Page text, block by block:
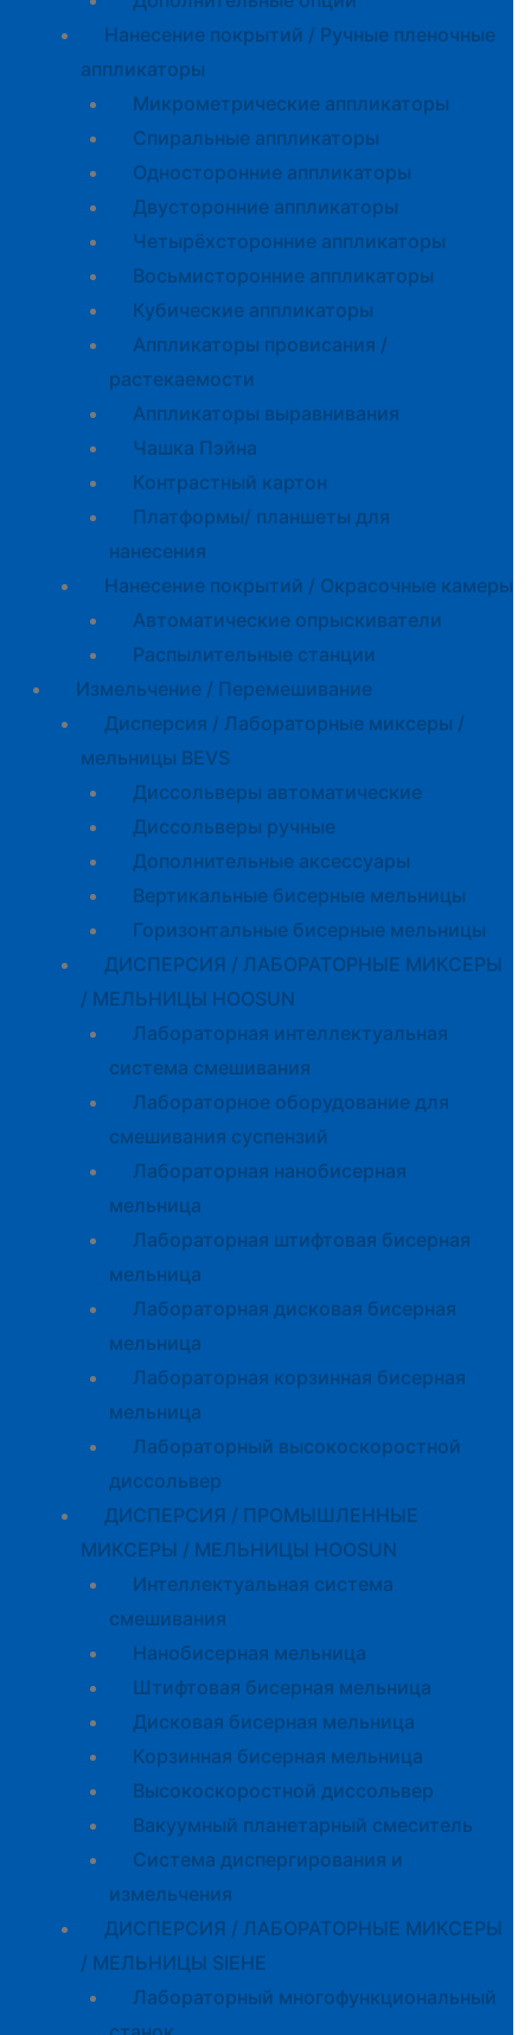
Нанесение покрытий / Ручные пленочные
аппликаторы
Микрометрические аппликаторы
Спиральные аппликаторы
Односторонние аппликаторы
Двусторонние аппликаторы
Четырёхсторонние аппликаторы
Восьмисторонние аппликаторы
Кубические аппликаторы
Аппликаторы провисания /
растекаемости
Аппликаторы выравнивания
Чашка Пэйна
Контрастный картон
Платформы/ планшеты для
нанесения
Нанесение покрытий / Окрасочные камеры
Автоматические опрыскиватели
Распылительные станции
Измельчение / Перемешивание
Дисперсия / Лабораторные миксеры /
мельницы BEVS
Диссольверы автоматические
Диссольверы ручные
Дополнительные аксессуары
Вертикальные бисерные мельницы
Горизонтальные бисерные мельницы
ДИСПЕРСИЯ / ЛАБОРАТОРНЫЕ МИКСЕРЫ
/ МЕЛЬНИЦЫ HOOSUN
Лабораторная интеллектуальная
система смешивания
Лабораторное оборудование для
смешивания суспензий
Лабораторная нанобисерная
мельница
Лабораторная штифтовая бисерная
мельница
Лабораторная дисковая бисерная
мельница
Лабораторная корзинная бисерная
мельница
Лабораторный высокоскоростной
диссольвер
ДИСПЕРСИЯ / ПРОМЫШЛЕННЫЕ
МИКСЕРЫ / МЕЛЬНИЦЫ HOOSUN
Интеллектуальная система
смешивания
Нанобисерная мельница
Штифтовая бисерная мельница
Дисковая бисерная мельница
Корзинная бисерная мельница
Высокоскоростной диссольвер
Вакуумный планетарный смеситель
Система диспергирования и
измельчения
ДИСПЕРСИЯ / ЛАБОРАТОРНЫЕ МИКСЕРЫ
/ МЕЛЬНИЦЫ SIEHE
Лабораторный многофункциональный